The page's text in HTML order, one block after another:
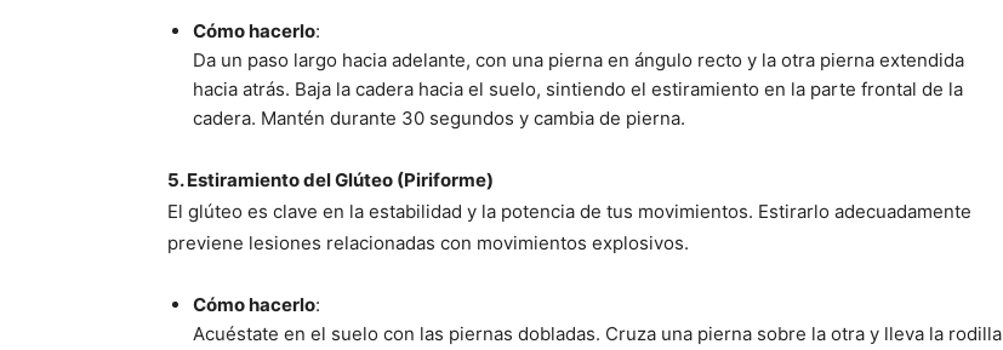
Cómo hacerlo:
Da un paso largo hacia adelante, con una pierna en ángulo recto y la otra pierna extendida
hacia atrás. Baja la cadera hacia el suelo, sintiendo el estiramiento en la parte frontal de la
cadera. Mantén durante 30 segundos y cambia de pierna.
5. Estiramiento del Glúteo (Piriforme)
El glúteo es clave en la estabilidad y la potencia de tus movimientos. Estirarlo adecuadamente
previene lesiones relacionadas con movimientos explosivos.
Cómo hacerlo:
Acuéstate en el suelo con las piernas dobladas. Cruza una pierna sobre la otra y lleva la rodilla